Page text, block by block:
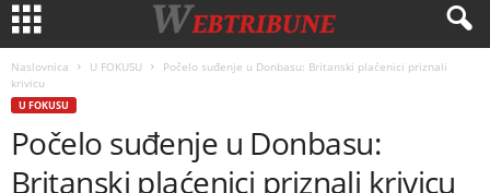
Naslovnica U FOKUSU
Počelo suđenje u Donbasu: Britanski plaćenici priznali
krivicu
U FOKUSU
Počelo suđenje u Donbasu:
Britanski plaćenici priznali krivicu